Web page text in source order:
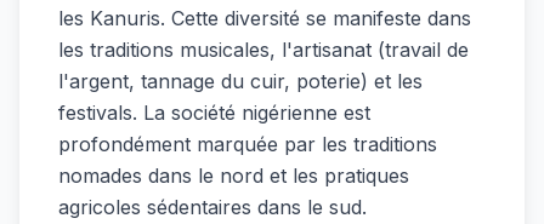
les Kanuris. Cette diversité se manifeste dans
les traditions musicales, l'artisanat (travail de
l'argent, tannage du cuir, poterie) et les
festivals. La société nigérienne est
profondément marquée par les traditions
nomades dans le nord et les pratiques
agricoles sédentaires dans le sud.